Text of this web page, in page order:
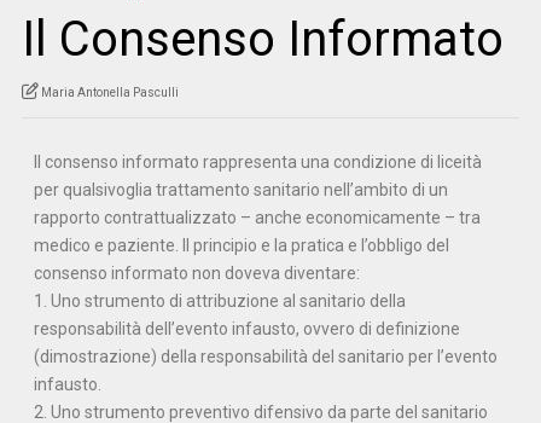
Il Consenso Informato
Maria Antonella Pasculli
Il consenso informato rappresenta una condizione di liceità
per qualsivoglia trattamento sanitario nell’ambito di un
rapporto contrattualizzato – anche economicamente – tra
medico e paziente. Il principio e la pratica e l’obbligo del
consenso informato non doveva diventare:
1. Uno strumento di attribuzione al sanitario della
responsabilità dell’evento infausto, ovvero di definizione
(dimostrazione) della responsabilità del sanitario per l’evento
infausto.
2. Uno strumento preventivo difensivo da parte del sanitario